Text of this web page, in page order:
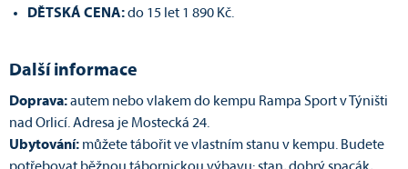
DĚTSKÁ CENA:do 15 let 1 890 Kč.
Další informace
Doprava:autem nebo vlakem do kempu Rampa Sport v Týništi
nad Orlicí. Adresa je Mostecká 24.
Ubytování: můžete tábořit ve vlastním stanu v kempu. Budete